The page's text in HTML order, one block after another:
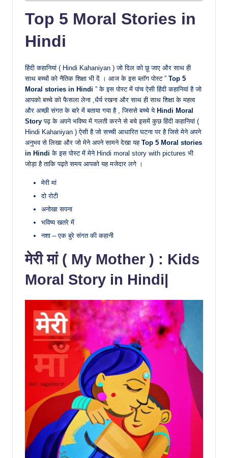
Top 5 Moral Stories in
Hindi
हिंदी कहानियां ( Hindi Kahaniyan ) जो दिल को छू जाए और साथ ही
साथ बच्चों को नैतिक शिक्षा भी दें । आज के इस ब्लॉग पोस्ट ” Top 5
Moral stories in Hindi ” के इस पोस्ट में पांच ऐसी हिंदी कहानियां है जो
आपको बच्चे को फैसला लेना ,धैर्य रखना और साथ ही साथ शिक्षा के महत्व
और अच्छी संगत के बारे में बताया गया है , जिससे बच्चे ये Hindi Moral
Story पढ़ के अपने भविष्य में गलती करने से बचे इसमें कुछ हिंदी कहानियां (
Hindi Kahaniyan ) ऐसी है जो सच्ची आधारित घटना पर है जिसे मेने अपने
अनुभव से लिखा और जो मेने अपने सामने देखा यह Top 5 Moral stories
in Hindi के इस पोस्ट में मेने Hindi moral story with pictures भी
जोड़ा है ताकि पढ़ते समय आपको यह मजेदार लगे ।
मेरी मां
दो रोटी
अनोखा सपना
भविष्य खतरे में
नशा – एक बुरे संगत की कहानी
मेरी मां ( My Mother ) : Kids
Moral Story in Hindi|